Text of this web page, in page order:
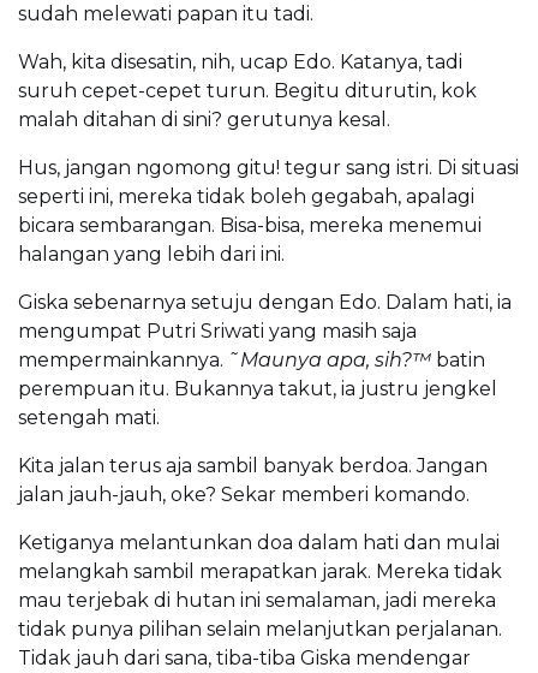
sudah melewati papan itu tadi.
Wah, kita disesatin, nih, ucap Edo. Katanya, tadi
suruh cepet-cepet turun. Begitu diturutin, kok
malah ditahan di sini? gerutunya kesal.
Hus, jangan ngomong gitu! tegur sang istri. Di situasi
seperti ini, mereka tidak boleh gegabah, apalagi
bicara sembarangan. Bisa-bisa, mereka menemui
halangan yang lebih dari ini.
Giska sebenarnya setuju dengan Edo. Dalam hati, ia
mengumpat Putri Sriwati yang masih saja
mempermainkannya. ˜Maunya apa, sih?™ batin
perempuan itu. Bukannya takut, ia justru jengkel
setengah mati.
Kita jalan terus aja sambil banyak berdoa. Jangan
jalan jauh-jauh, oke? Sekar memberi komando.
Ketiganya melantunkan doa dalam hati dan mulai
melangkah sambil merapatkan jarak. Mereka tidak
mau terjebak di hutan ini semalaman, jadi mereka
tidak punya pilihan selain melanjutkan perjalanan.
Tidak jauh dari sana, tiba-tiba Giska mendengar